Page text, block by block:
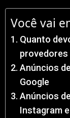
Você vai
Quanto
Anúncios
Google
Anúncios
Instagram e